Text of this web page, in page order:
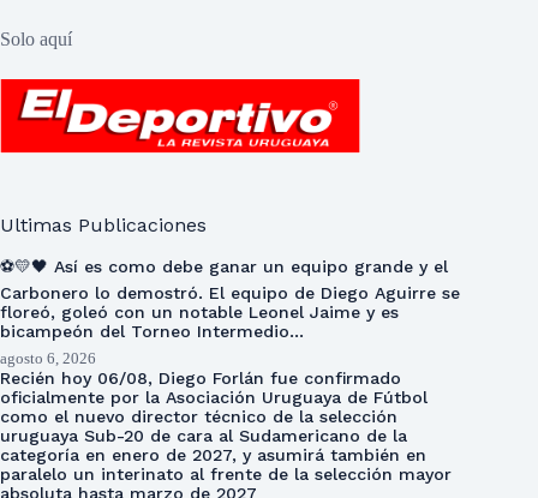
Solo aquí
Ultimas Publicaciones
⚽💛🖤 Así es como debe ganar un equipo grande y el
Carbonero lo demostró. El equipo de Diego Aguirre se
floreó, goleó con un notable Leonel Jaime y es
bicampeón del Torneo Intermedio…
agosto 6, 2026
Recién hoy 06/08, Diego Forlán fue confirmado
oficialmente por la Asociación Uruguaya de Fútbol
como el nuevo director técnico de la selección
uruguaya Sub-20 de cara al Sudamericano de la
categoría en enero de 2027, y asumirá también en
paralelo un interinato al frente de la selección mayor
absoluta hasta marzo de 2027